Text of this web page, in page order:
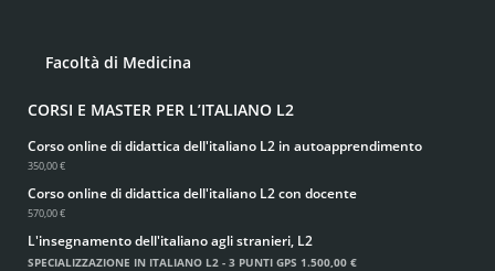
Facoltà di Medicina
CORSI E MASTER PER L’ITALIANO L2
Corso online di didattica dell'italiano L2 in autoapprendimento
350,00 €
Corso online di didattica dell'italiano L2 con docente
570,00 €
L'insegnamento dell'italiano agli stranieri, L2
SPECIALIZZAZIONE IN ITALIANO L2 - 3 PUNTI GPS 1.500,00 €